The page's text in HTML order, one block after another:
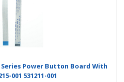
Series Power Button Board With
001 531211-001